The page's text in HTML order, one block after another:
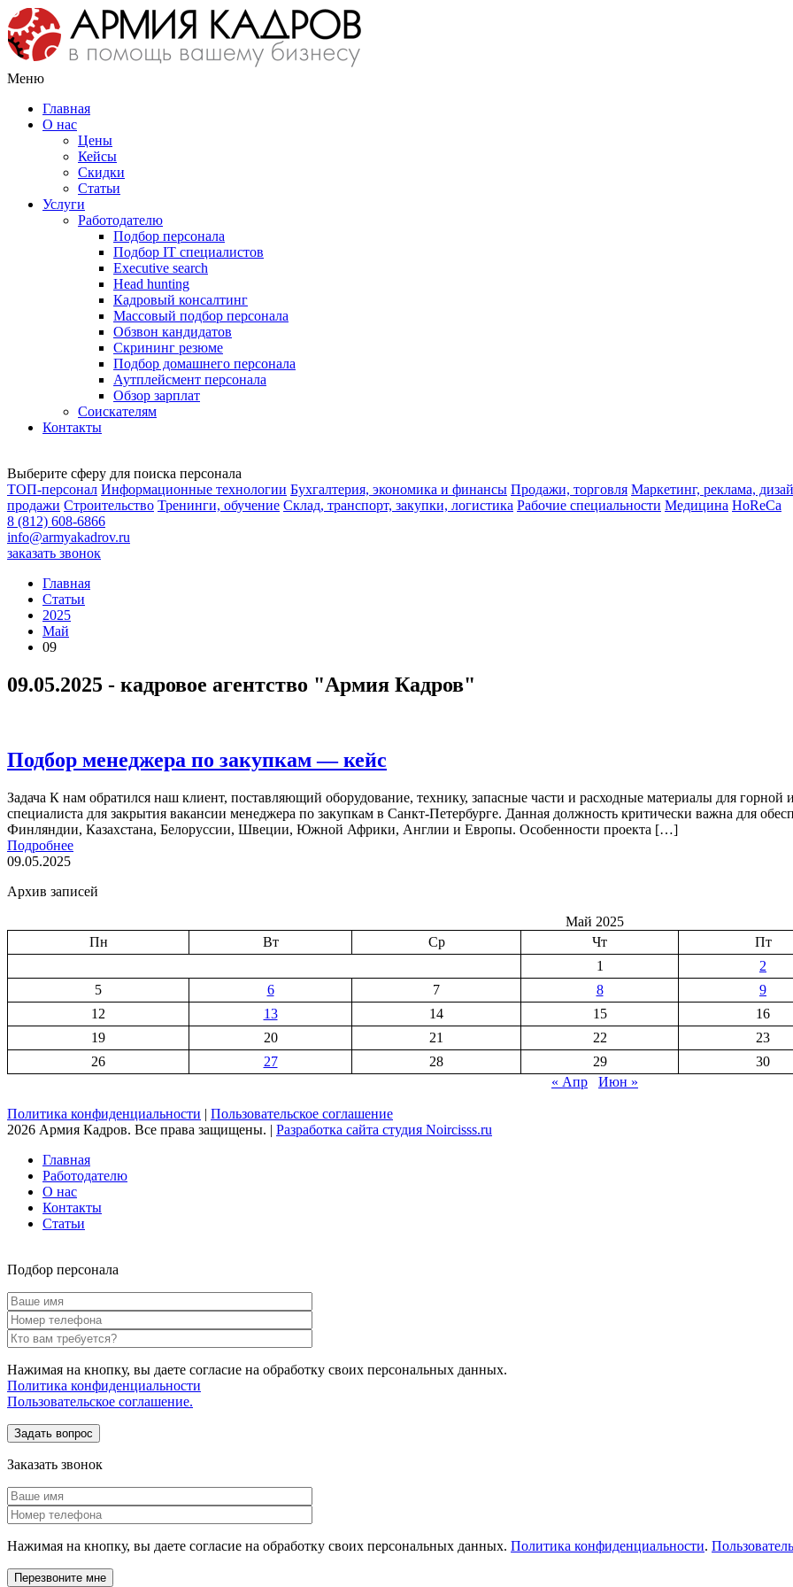
Меню
Главная
О нас
Цены
Кейсы
Скидки
Статьи
Услуги
Работодателю
Подбор персонала
Подбор IT специалистов
Еxecutive search
Head hunting
Кадровый консалтинг
Массовый подбор персонала
Обзвон кандидатов
Скрининг резюме
Подбор домашнего персонала
Аутплейсмент персонала
Обзор зарплат
Соискателям
Контакты
Выберите сферу для поиска персонала
ТОП-персонал Информационные технологии Бухгалтерия, экономика и финансы Продажи, торговля Маркетинг, реклама,
продажи Строительство Тренинги, обучение Склад, транспорт, закупки, логистика Рабочие специальности Медицина HoReCa
8 (812) 608-6866
info@armyakadrov.ru
заказать звонок
Главная
Статьи
2025
Май
09
09.05.2025 - кадровое агентство "Армия Кадров"
Подбор менеджера по закупкам — кейс
Задача К нам обратился наш клиент, поставляющий оборудование, технику, запасные части и расходные материалы для
специалиста для закрытия вакансии менеджера по закупкам в Санкт-Петербурге. Данная должность критически важна для
Финляндии, Казахстана, Белоруссии, Швеции, Южной Африки, Англии и Европы. Особенности проекта […]
Подробнее
09.05.2025
Архив записей
Май 2025
Пн
Вт Ср Чт Пт
1
2
5
6 7 8 9
12
13 14 15 16
19
20 21 22 23
26
27 28 29 30
« Апр
Июн »
Политика конфиденциальности | Пользовательское соглашение
2026 Армия Кадров. Все права защищены. | Разработка сайта студия Noircisss.ru
Главная
Работодателю
О нас
Контакты
Статьи
Подбор персонала
Нажимая на кнопку, вы даете согласие на обработку своих персональных данных.
Политика конфиденциальности
Пользовательское соглашение.
Заказать звонок
Нажимая на кнопку, вы даете согласие на обработку своих персональных данных. Политика конфиденциальности.